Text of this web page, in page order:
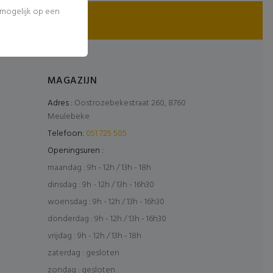
MAGAZIJN
Adres : Oostrozebekestraat 260, 8760
Meulebeke
Telefoon: 051 725 505
Openingsuren :
maandag : 9h - 12h / 13h - 18h
dinsdag : 9h - 12h / 13h - 16h30
woensdag : 9h - 12h / 13h - 16h30
donderdag : 9h - 12h / 13h - 16h30
vrijdag : 9h - 12h / 13h - 18h
zaterdag : gesloten
op een